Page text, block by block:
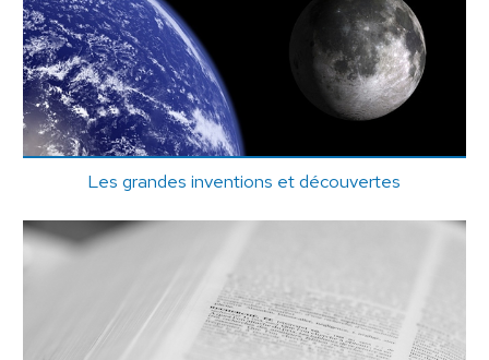
Les grandes inventions et découvertes